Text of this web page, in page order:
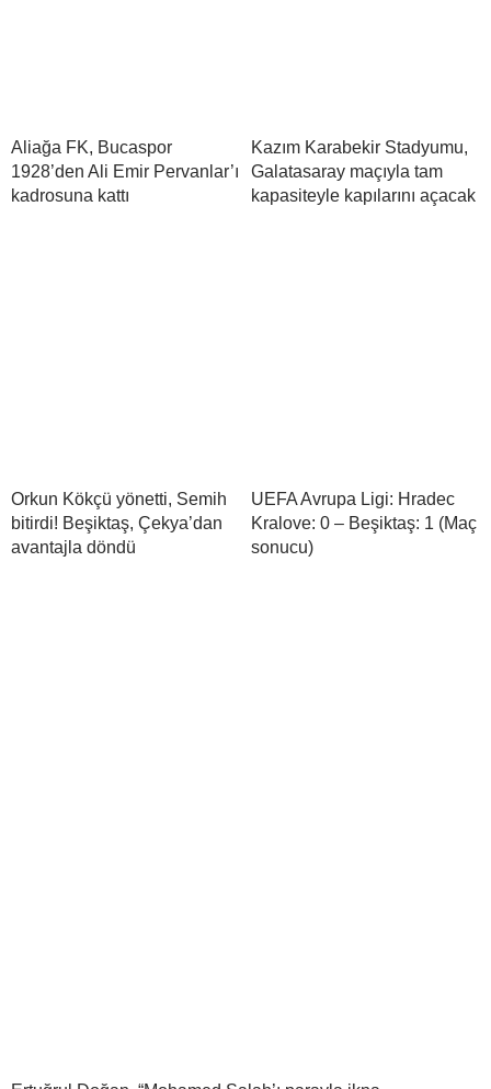
Aliağa FK, Bucaspor
1928’den Ali Emir Pervanlar’ı
kadrosuna kattı
Kazım Karabekir Stadyumu,
Galatasaray maçıyla tam
kapasiteyle kapılarını açacak
Orkun Kökçü yönetti, Semih
bitirdi! Beşiktaş, Çekya’dan
avantajla döndü
UEFA Avrupa Ligi: Hradec
Kralove: 0 – Beşiktaş: 1 (Maç
sonucu)